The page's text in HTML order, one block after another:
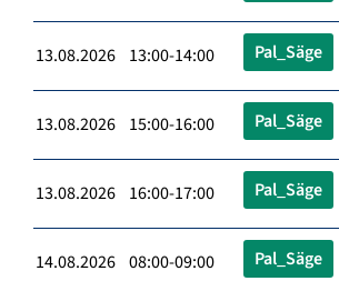
13.08.2026 13:00-14:00 Pal_Säge
13.08.2026 15:00-16:00 Pal_Säge
13.08.2026 16:00-17:00 Pal_Säge
14.08.2026 08:00-09:00 Pal_Säge